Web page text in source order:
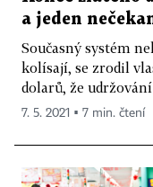
a jeden
Současný systém
kolísají, se zrodil
dolarů, že
7. 5. 2021 ▪ 7 min. čtení